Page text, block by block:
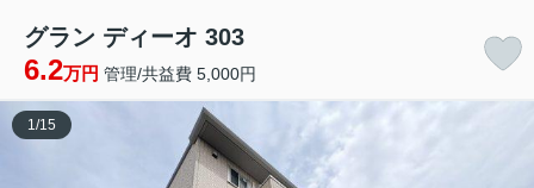
グラン ディーオ 303
6.2万円 管理/共益費 5,000円
1/15